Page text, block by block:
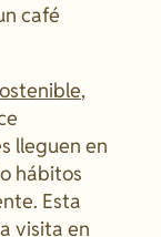
café
,
lleguen en
hábitos
Esta
visita en